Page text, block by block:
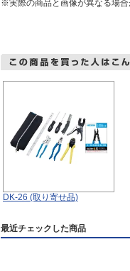
※実際の商品と画像が異なる場合
DK-26 (取り寄せ品)
最近チェックした商品